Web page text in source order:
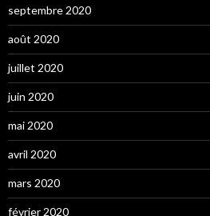
septembre 2020
août 2020
juillet 2020
juin 2020
mai 2020
avril 2020
mars 2020
février 2020